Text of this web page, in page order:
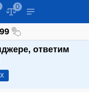
0
ответим